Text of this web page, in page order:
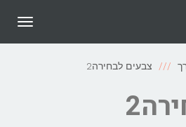
צבעים לבחירה2